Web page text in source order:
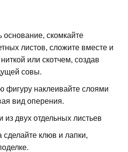
основание, скомкайте
листов, сложите вместе и
или скотчем, создав
совы.
фигуру наклеивайте слоями
вид оперения.
из двух отдельных листьев
сделайте клюв и лапки,